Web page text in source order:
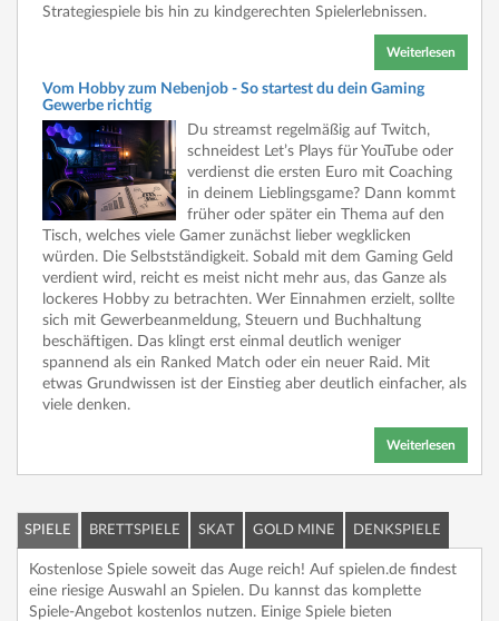
Strategiespiele bis hin zu kindgerechten Spielerlebnissen.
Weiterlesen
Vom Hobby zum Nebenjob - So startest du dein Gaming
Gewerbe richtig
Du streamst regelmäßig auf Twitch,
schneidest Let’s Plays für YouTube oder
verdienst die ersten Euro mit Coaching
in deinem Lieblingsgame? Dann kommt
früher oder später ein Thema auf den
Tisch, welches viele Gamer zunächst lieber wegklicken
würden. Die Selbstständigkeit. Sobald mit dem Gaming Geld
verdient wird, reicht es meist nicht mehr aus, das Ganze als
lockeres Hobby zu betrachten. Wer Einnahmen erzielt, sollte
sich mit Gewerbeanmeldung, Steuern und Buchhaltung
beschäftigen. Das klingt erst einmal deutlich weniger
spannend als ein Ranked Match oder ein neuer Raid. Mit
etwas Grundwissen ist der Einstieg aber deutlich einfacher, als
viele denken.
Weiterlesen
SPIELE BRETTSPIELE SKAT GOLD MINE DENKSPIELE
Kostenlose Spiele soweit das Auge reich! Auf spielen.de findest
eine riesige Auswahl an Spielen. Du kannst das komplette
Spiele-Angebot kostenlos nutzen. Einige Spiele bieten